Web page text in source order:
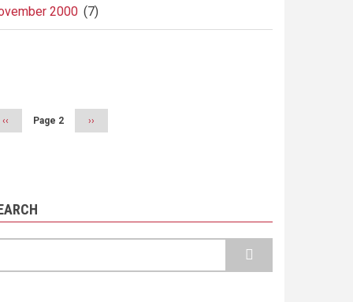
2000 (7)
Previous
page
‹‹ Page 2
Next
page
››